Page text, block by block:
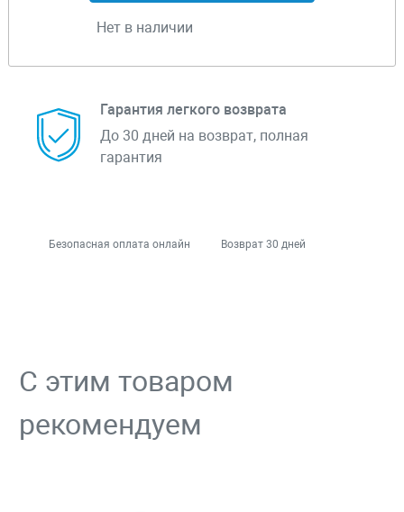
Нет в наличии
Гарантия легкого возврата
До 30 дней на возврат, полная
гарантия
Безопасная оплата онлайн Возврат 30 дней
С этим товаром
рекомендуем